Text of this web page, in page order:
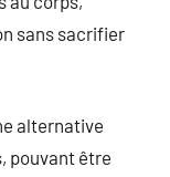
sans sacrifier
alternative
pouvant être